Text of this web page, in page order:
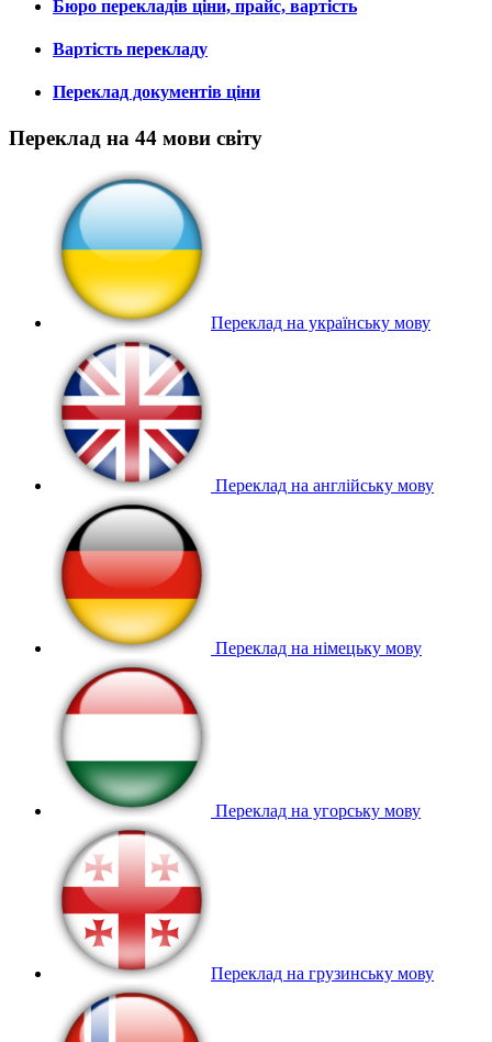
Бюро перекладів ціни, прайс, вартість
Вартість перекладу
Переклад документів ціни
Переклад на 44 мови світу
Переклад на українську мову
Переклад на англійську мову
Переклад на німецьку мову
Переклад на угорську мову
Переклад на грузинську мову